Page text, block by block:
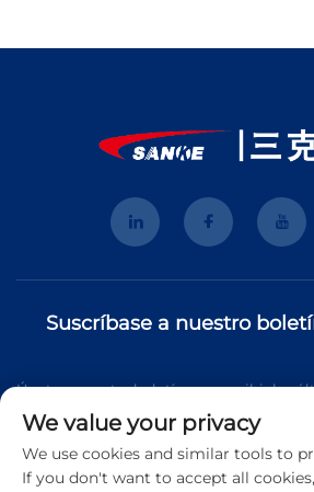
Suscríbase a nuestro
Únete a nuestro boletín para recibir las
industria, actualizaciones y perspectivas
We value your privacy
We use cookies and similar tools to
If you don't want to accept all